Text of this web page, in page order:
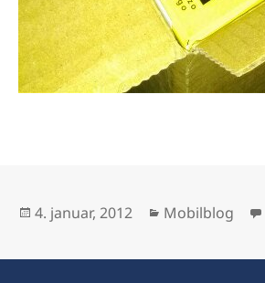
Publisert
4. januar, 2012 Kategorier
Mobilblog